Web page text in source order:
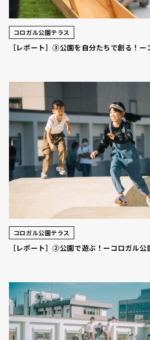
コロガル公園テラス
［レポート］③公園を自分たちで創る！ー
コロガル公園テラス
［レポート］②公園で遊ぶ！ーコロガル公